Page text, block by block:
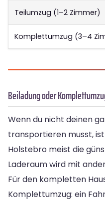
Teilumzug (1–2 Zimmer)
Komplettumzug (3–4
Beiladung oder
Wenn du nicht deinen
transportieren musst,
Holstebro meist die
Laderaum wird mit
Für den kompletten
Komplettumzug: ein